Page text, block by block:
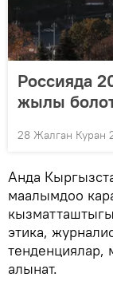
Россияда
жылы
28 Жалган Куран
Анда
маалымдоо
этика,
тенденциялар,
алынат.